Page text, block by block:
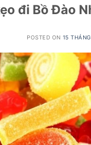
đi Bồ Đào
POSTED ON 15